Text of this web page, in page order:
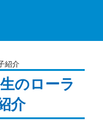
紹介
のローラ
介